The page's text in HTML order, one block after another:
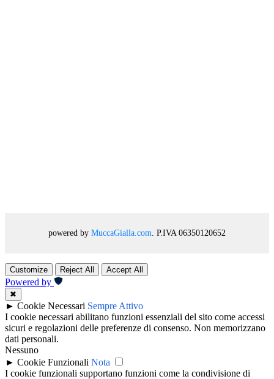
powered by MuccaGialla.com. P.IVA 06350120652
Customize Reject All Accept All
Powered by
✖
► Cookie Necessari Sempre Attivo
I cookie necessari abilitano funzioni essenziali del sito come accessi
sicuri e regolazioni delle preferenze di consenso. Non memorizzano
dati personali.
Nessuno
► Cookie Funzionali Nota
I cookie funzionali supportano funzioni come la condivisione di